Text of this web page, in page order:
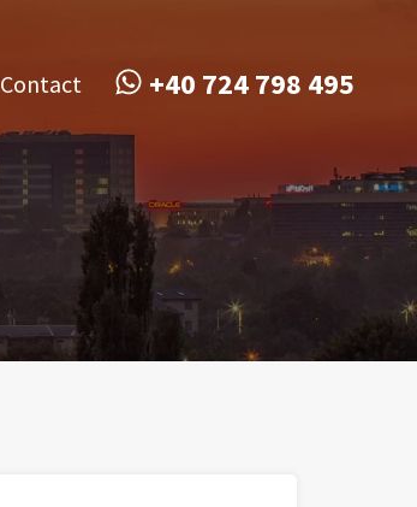
Contact +40 724 798 495